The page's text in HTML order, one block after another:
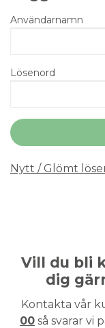
Användarnamn
Lösenord
Nytt / Glömt
Vill du bli
dig
Kontakta vår
00 så svarar vi